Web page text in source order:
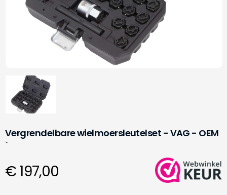
Vergrendelbare wielmoersleutelset - VAG - OEM
`
€ 197,00